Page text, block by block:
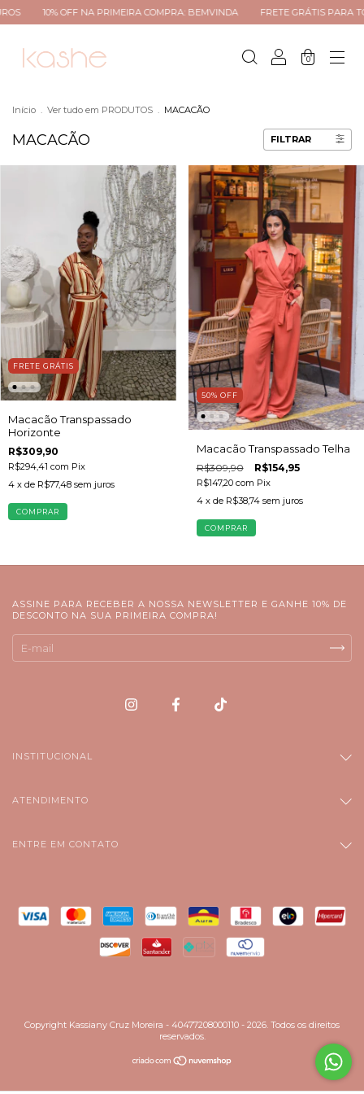
10% OFF NA PRIMEIRA COMPRA: BEMVINDA FRETE GRÁTIS PARA TODO
0
Início . Ver tudo em PRODUTOS . MACACÃO
MACACÃO FILTRAR
FRETE GRÁTIS
Macacão Transpassado
Horizonte
R$309,90
R$294,41 com Pix
4 x de R$77,48 sem juros
COMPRAR
50% OFF
Macacão Transpassado Telha
R$309,90 R$154,95
R$147,20 com Pix
4 x de R$38,74 sem juros
COMPRAR
ASSINE PARA RECEBER A NOSSA NEWSLETTER E GANHE 10% DE
DESCONTO NA SUA PRIMEIRA COMPRA!
INSTITUCIONAL
ATENDIMENTO
ENTRE EM CONTATO
Copyright Kassiany Cruz Moreira - 40477208000110 - 2026. Todos os direitos
reservados.